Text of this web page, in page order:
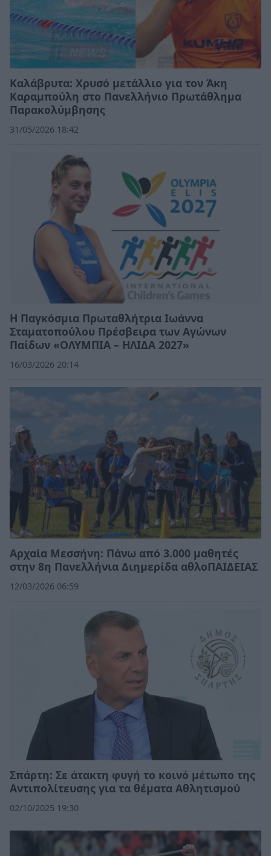
Καλάβρυτα: Χρυσό μετάλλιο για τον Άκη
Καραμπούλη στο Πανελλήνιο Πρωτάθλημα
Παρακολύμβησης
31/05/2026 18:42
Η Παγκόσμια Πρωταθλήτρια Ιωάννα
Σταματοπούλου Πρέσβειρα των Αγώνων
Παίδων «ΟΛΥΜΠΙΑ – ΗΛΙΔΑ 2027»
16/03/2026 20:14
Αρχαία Μεσσήνη: Πάνω από 3.000 μαθητές
στην 8η Πανελλήνια Διημερίδα αθλοΠΑΙΔΕΙΑΣ
12/03/2026 06:59
Σπάρτη: Σε άτακτη φυγή το κοινό μέτωπο της
Αντιπολίτευσης για τα θέματα Αθλητισμού
02/10/2025 19:30